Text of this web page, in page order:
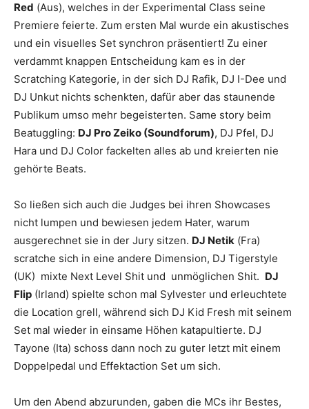
Red (Aus), welches in der Experimental Class seine
Premiere feierte. Zum ersten Mal wurde ein akustisches
und ein visuelles Set synchron präsentiert! Zu einer
verdammt knappen Entscheidung kam es in der
Scratching Kategorie, in der sich DJ Rafik, DJ I-Dee und
DJ Unkut nichts schenkten, dafür aber das staunende
Publikum umso mehr begeisterten. Same story beim
Beatuggling: DJ Pro Zeiko (Soundforum), DJ Pfel, DJ
Hara und DJ Color fackelten alles ab und kreierten nie
gehörte Beats.
So ließen sich auch die Judges bei ihren Showcases
nicht lumpen und bewiesen jedem Hater, warum
ausgerechnet sie in der Jury sitzen. DJ Netik (Fra)
scratche sich in eine andere Dimension, DJ Tigerstyle
(UK) mixte Next Level Shit und unmöglichen Shit. DJ
Flip (Irland) spielte schon mal Sylvester und erleuchtete
die Location grell, während sich DJ Kid Fresh mit seinem
Set mal wieder in einsame Höhen katapultierte. DJ
Tayone (Ita) schoss dann noch zu guter letzt mit einem
Doppelpedal und Effektaction Set um sich.
Um den Abend abzurunden, gaben die MCs ihr Bestes,